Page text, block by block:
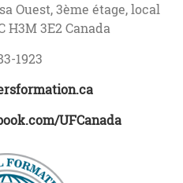
Ouest, 3ème étage, local
H3M 3E2 Canada
1923
UFCanada